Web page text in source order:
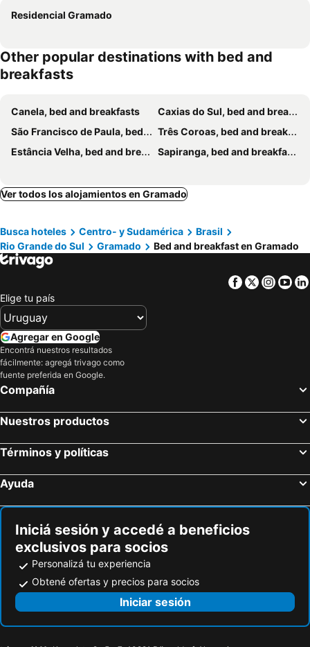
Residencial Gramado
Other popular destinations with bed and
breakfasts
Canela, bed and breakfasts
Caxias do Sul, bed and breakfasts
São Francisco de Paula, bed and breakfasts
Três Coroas, bed and breakfasts
Estância Velha, bed and breakfasts
Sapiranga, bed and breakfasts
Ver todos los alojamientos en Gramado
Busca hoteles Centro- y Sudamérica
Brasil
Rio Grande do Sul
Gramado Bed and breakfast en Gramado
Facebook
Twitter
Elige tu país
Agregar en Google
Encontrá nuestros resultados
fácilmente: agregá trivago como
fuente preferida en Google.
Compañía
Nuestros productos
Términos y políticas
Ayuda
Iniciá sesión y accedé a beneficios
exclusivos para socios
Personalizá tu experiencia
Obtené ofertas y precios para socios
Iniciar sesión